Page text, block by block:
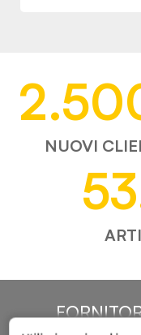
NUOVI